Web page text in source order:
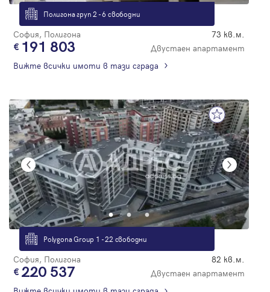
Полигона груп 2 - 6 свободни
София, Полигона 73 кв.м.
191 803
Двустаен апартамент
Вижте всички имоти в тази сграда
Polygona Group 1 - 22 свободни
София, Полигона 82 кв.м.
220 537
Двустаен апартамент